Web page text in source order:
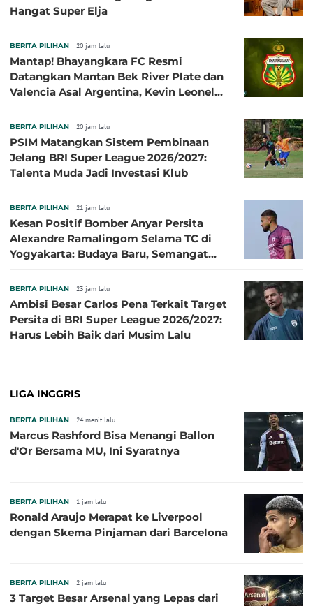
Hangat Super Elja
BERITA PILIHAN 20 jam lalu
Mantap! Bhayangkara FC Resmi
Datangkan Mantan Bek River Plate dan
Valencia Asal Argentina, Kevin Leonel
BERITA PILIHAN 20 jam lalu
PSIM Matangkan Sistem Pembinaan
Jelang BRI Super League 2026/2027:
Talenta Muda Jadi Investasi Klub
BERITA PILIHAN 21 jam lalu
Kesan Positif Bomber Anyar Persita
Alexandre Ramalingom Selama TC di
Yogyakarta: Budaya Baru, Semangat
BERITA PILIHAN 23 jam lalu
Ambisi Besar Carlos Pena Terkait Target
Persita di BRI Super League 2026/2027:
Harus Lebih Baik dari Musim Lalu
LIGA INGGRIS
BERITA PILIHAN 24 menit lalu
Marcus Rashford Bisa Menangi Ballon
d'Or Bersama MU, Ini Syaratnya
BERITA PILIHAN 1 jam lalu
Ronald Araujo Merapat ke Liverpool
dengan Skema Pinjaman dari Barcelona
BERITA PILIHAN 2 jam lalu
3 Target Besar Arsenal yang Lepas dari